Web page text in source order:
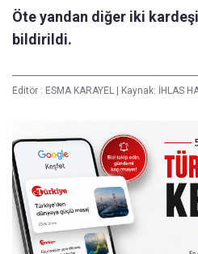
Öte yandan diğer iki
bildirildi.
Editör : ESMA KARAYEL | Kaynak: İHLAS